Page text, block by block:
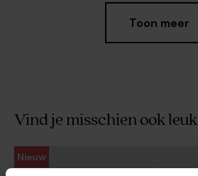
Leuke sluitsticker met
getekende kerstboom
Toon meer
Vind je misschien ook leuk
Nieuw